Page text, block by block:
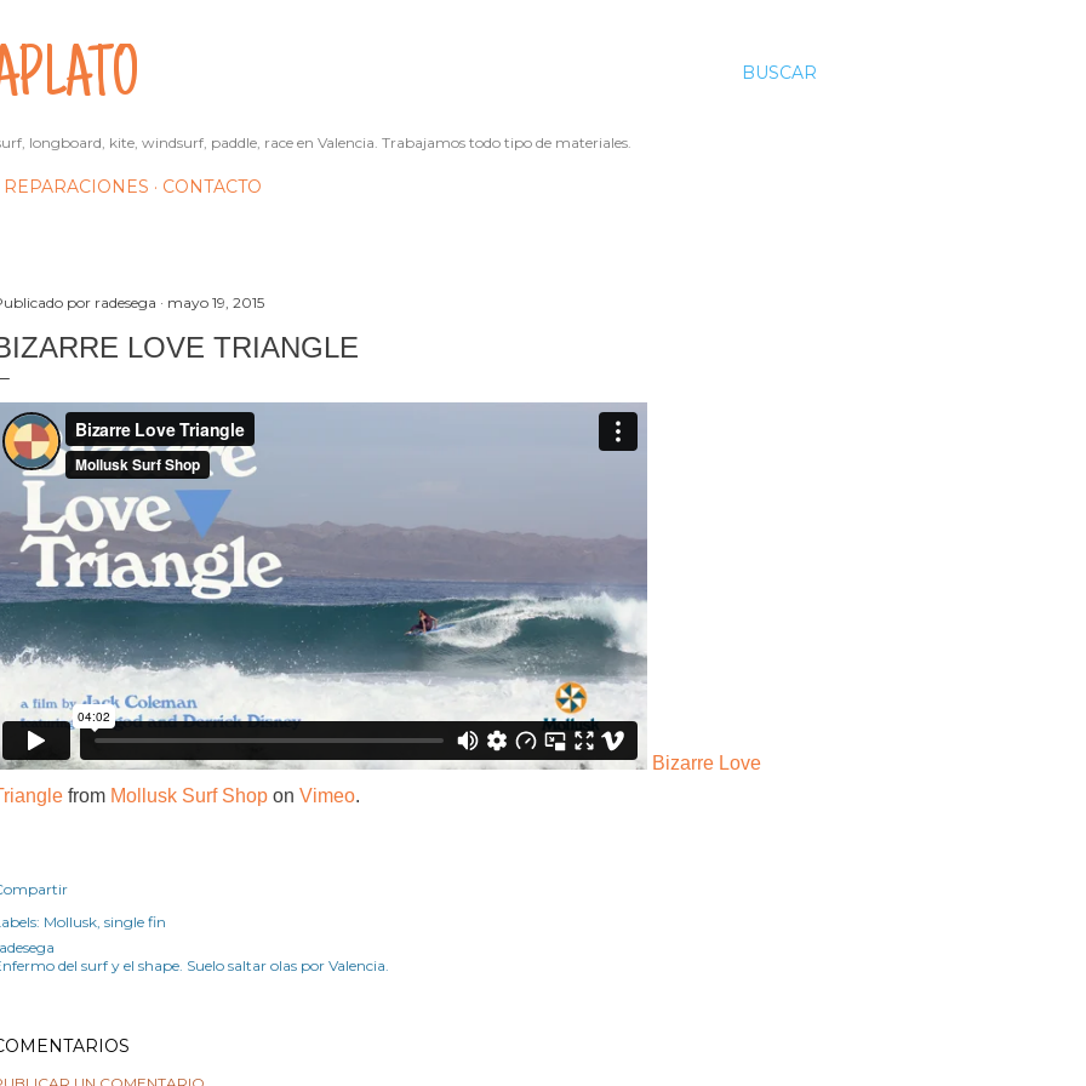
BUSCAR
longboard, kite, windsurf, paddle, race en Valencia. Trabajamos todo tipo de materiales.
REPARACIONES CONTACTO
por radesega mayo 19, 2015
LOVE TRIANGLE
Bizarre Love
from Mollusk Surf Shop on Vimeo.
Mollusk single fin
del surf y el shape. Suelo saltar olas por Valencia.